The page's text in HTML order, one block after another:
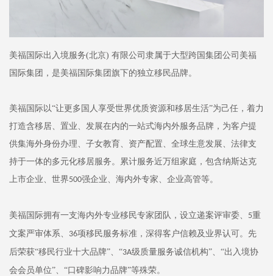
美福国际出入境服务(北京) 有限公司隶属于大型跨国集团公司美福
国际集团，是美福国际集团旗下的独立移民品牌。
美福国际以“让更多国人享受世界优质资源和移居生活”为己任，着力
打造含移居、置业、发展在内的一站式海内外服务品牌，为客户提
供集海外身份办理、子女教育、资产配置、全球生意发展、法律支
持于一体的多元化移居服务。
累计服务近万组家庭，包含纳斯达克
上市企业、世界500强企业、海内外专家、企业高管等。
美福国际拥有一支海内外专业移民专家团队，设立递案评审委、 5重
文案严审体系、 36项移民服务标准，深得客户信赖及业界认可。先
后荣获“移民行业十大品牌”、“3A级质量服务诚信机构”、“出入境协
会会员单位”、“口碑影响力品牌”等殊荣。